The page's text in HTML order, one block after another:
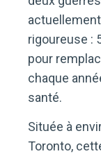
rigoureuse :
pour
chaque
santé.
Située à
Toronto,